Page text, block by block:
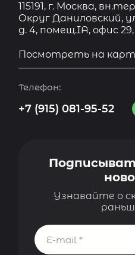
115191, г. Москва,
Округ Даниловский,
д. 4, помещ.IA, офис 29,
Посмотреть на
Телефон:
+7 (915) 081-95-52
Узнавайте о